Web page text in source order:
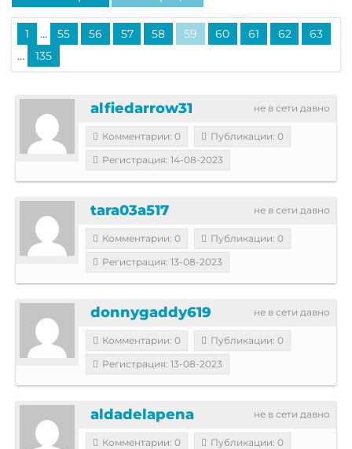
1 ... 55 56 57 58 59 60 61 62 63
... 135
не в сети давно
alfiedarrow31
Комментарии: 0
Публикации: 0
Регистрация: 14-08-2023
не в сети давно
tara03a517
Комментарии: 0
Публикации: 0
Регистрация: 13-08-2023
не в сети давно
donnygaddy619
Комментарии: 0
Публикации: 0
Регистрация: 13-08-2023
не в сети давно
aldadelapena
Комментарии: 0
Публикации: 0